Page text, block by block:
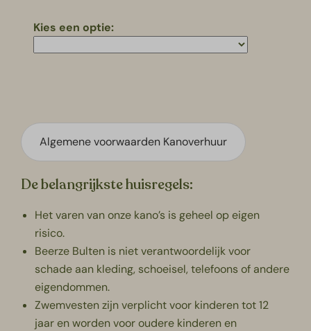
Kies een optie:
Algemene voorwaarden Kanoverhuur
De belangrijkste huisregels:
Het varen van onze kano’s is geheel op eigen
risico.
Beerze Bulten is niet verantwoordelijk voor
schade aan kleding, schoeisel, telefoons of andere
eigendommen.
Zwemvesten zijn verplicht voor kinderen tot 12
jaar en worden voor oudere kinderen en